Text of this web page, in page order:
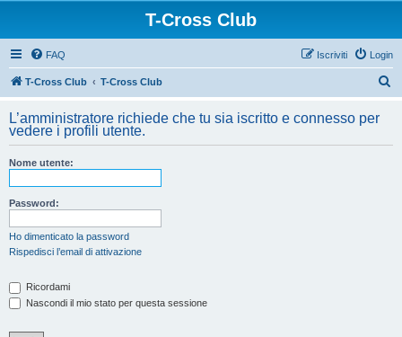
T-Cross Club
FAQ Login
Iscriviti
T-Cross Club T-Cross Club
c
L’amministratore richiede che tu sia iscritto e connesso per
vedere i profili utente.
Nome utente:
Password:
Ho dimenticato la password
Rispedisci l’email di attivazione
Ricordami
Nascondi il mio stato per questa sessione